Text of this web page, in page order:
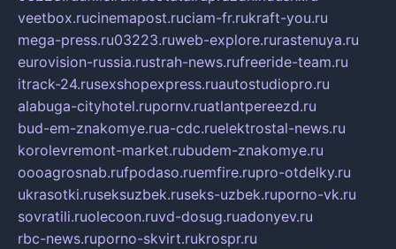
veetbox.rucinemapost.ruciam-fr.rukraft-you.ru
mega-press.ru03223.ruweb-explore.rurastenuya.ru
eurovision-russia.rustrah-news.rufreeride-team.ru
itrack-24.rusexshopexpress.ruautostudiopro.ru
alabuga-cityhotel.rupornv.ruatlantpereezd.ru
bud-em-znakomye.rua-cdc.ruelektrostal-news.ru
korolevremont-market.rubudem-znakomye.ru
oooagrosnab.rufpodaso.ruemfire.rupro-otdelky.ru
ukrasotki.ruseksuzbek.ruseks-uzbek.ruporno-vk.ru
sovratili.ruolecoon.ruvd-dosug.ruadonyev.ru
rbc-news.ruporno-skvirt.rukrospr.ru